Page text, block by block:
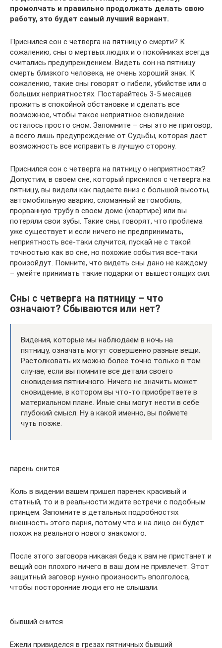
промолчать и правильно продолжать делать свою
работу, это будет самый лучший вариант.
Приснился сон с четверга на пятницу о смерти? К
сожалению, сны о мертвых людях и о покойниках всегда
считались предупреждением. Видеть сон на пятницу
смерть близкого человека, не очень хороший знак. К
сожалению, такие сны говорят о гибели, убийстве или о
больших неприятностях. Постарайтесь 3-5 месяцев
прожить в спокойной обстановке и сделать все
возможное, чтобы такое неприятное сновидение
осталось просто сном. Запомните – сны это не приговор,
а всего лишь предупреждение от Судьбы, которая дает
возможность все исправить в лучшую сторону.
Приснился сон с четверга на пятницу о неприятностях?
Допустим, в своем сне, который приснился с четверга на
пятницу, вы видели как падаете вниз с большой высоты,
автомобильную аварию, сломанный автомобиль,
прорванную трубу в своем доме (квартире) или вы
потеряли свои зубы. Такие сны, говорят, что проблема
уже существует и если ничего не предпринимать,
неприятность все-таки случится, пускай не с такой
точностью как во сне, но похожие события все-таки
произойдут. Помните, что видеть сны дано не каждому
– умейте принимать такие подарки от вышестоящих сил.
Сны с четверга на пятницу – что
означают? Сбываются или нет?
Видения, которые мы наблюдаем в ночь на
пятницу, означать могут совершенно разные вещи.
Растолковать их можно более точно только в том
случае, если вы помните все детали своего
сновидения пятничного. Ничего не значить может
сновидение, в котором вы что-то приобретаете в
материальном плане. Иные сны могут нести в себе
глубокий смысл. Ну а какой именно, вы поймете
чуть позже.
парень снится
Коль в видении вашем пришел паренек красивый и
статный, то и в реальности ждите встречи с подобным
принцем. Запомните в детальных подробностях
внешность этого парня, потому что и на лицо он будет
похож на реального нового знакомого.
После этого заговора никакая беда к вам не пристанет и
вещий сон плохого ничего в ваш дом не привлечет. Этот
защитный заговор нужно произносить вполголоса,
чтобы посторонние люди его не слышали.
бывший снится
Ежели привиделся в грезах пятничных бывший